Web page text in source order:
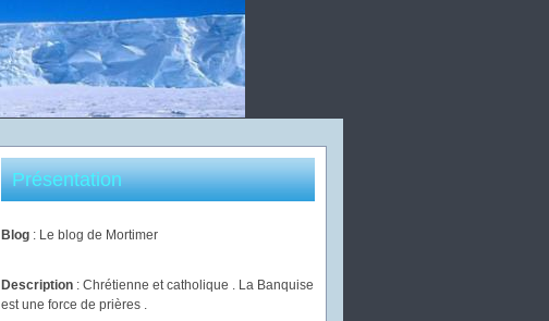
Présentation
Blog : Le blog de Mortimer
Description : Chrétienne et catholique . La Banquise
est une force de prières .